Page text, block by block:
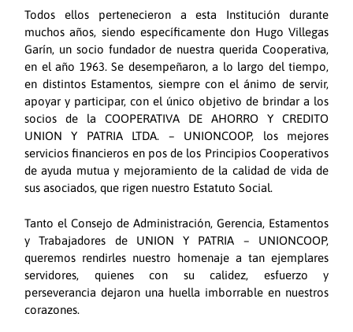
Todos ellos pertenecieron a esta Institución durante
muchos años, siendo específicamente don Hugo Villegas
Garín, un socio fundador de nuestra querida Cooperativa,
en el año 1963. Se desempeñaron, a lo largo del tiempo,
en distintos Estamentos, siempre con el ánimo de servir,
apoyar y participar, con el único objetivo de brindar a los
socios de la COOPERATIVA DE AHORRO Y CREDITO
UNION Y PATRIA LTDA. – UNIONCOOP, los mejores
servicios financieros en pos de los Principios Cooperativos
de ayuda mutua y mejoramiento de la calidad de vida de
sus asociados, que rigen nuestro Estatuto Social.
Tanto el Consejo de Administración, Gerencia, Estamentos
y Trabajadores de UNION Y PATRIA – UNIONCOOP,
queremos rendirles nuestro homenaje a tan ejemplares
servidores, quienes con su calidez, esfuerzo y
perseverancia dejaron una huella imborrable en nuestros
corazones.